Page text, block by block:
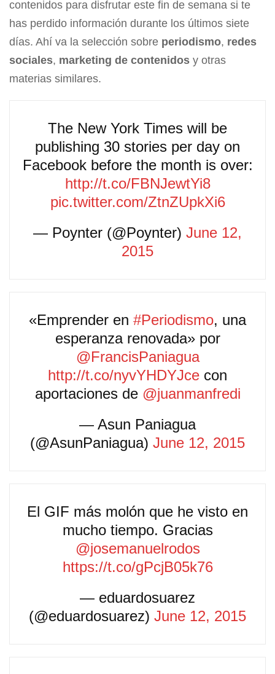
contenidos para disfrutar este fin de semana si te
has perdido información durante los últimos siete
días. Ahí va la selección sobre periodismo, redes
sociales, marketing de contenidos y otras
materias similares.
The New York Times will be
publishing 30 stories per day on
Facebook before the month is over:
http://t.co/FBNJewtYi8
pic.twitter.com/ZtnZUpkXi6
— Poynter (@Poynter) June 12,
2015
«Emprender en #Periodismo, una
esperanza renovada» por
@FrancisPaniagua
http://t.co/nyvYHDYJce con
aportaciones de @juanmanfredi
— Asun Paniagua
(@AsunPaniagua) June 12, 2015
El GIF más molón que he visto en
mucho tiempo. Gracias
@josemanuelrodos
https://t.co/gPcjB05k76
— eduardosuarez
(@eduardosuarez) June 12, 2015